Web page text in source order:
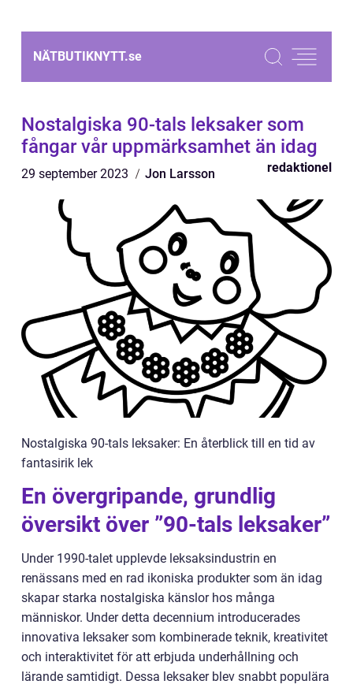
NÄTBUTIKNYTT.se
Nostalgiska 90-tals leksaker som
fångar vår uppmärksamhet än idag
29 september 2023 Jon Larsson redaktionel
Nostalgiska 90-tals leksaker: En återblick till en tid av
fantasirik lek
En övergripande, grundlig
översikt över ”90-tals leksaker”
Under 1990-talet upplevde leksaksindustrin en
renässans med en rad ikoniska produkter som än idag
skapar starka nostalgiska känslor hos många
människor. Under detta decennium introducerades
innovativa leksaker som kombinerade teknik, kreativitet
och interaktivitet för att erbjuda underhållning och
lärande samtidigt. Dessa leksaker blev snabbt populära